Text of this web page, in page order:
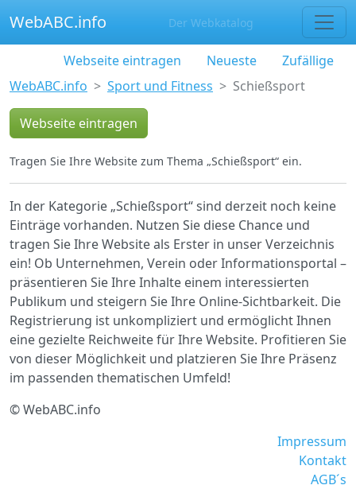
WebABC.info Der Webkatalog
Webseite eintragen Neueste
Zufällige
WebABC.info
Sport und Fitness Schießsport
Webseite eintragen
Tragen Sie Ihre Website zum Thema „Schießsport“ ein.
In der Kategorie „Schießsport“ sind derzeit noch keine
Einträge vorhanden. Nutzen Sie diese Chance und
tragen Sie Ihre Website als Erster in unser Verzeichnis
ein! Ob Unternehmen, Verein oder Informationsportal –
präsentieren Sie Ihre Inhalte einem interessierten
Publikum und steigern Sie Ihre Online-Sichtbarkeit. Die
Registrierung ist unkompliziert und ermöglicht Ihnen
eine gezielte Reichweite für Ihre Website. Profitieren Sie
von dieser Möglichkeit und platzieren Sie Ihre Präsenz
im passenden thematischen Umfeld!
© WebABC.info
Impressum
Kontakt
AGB´s